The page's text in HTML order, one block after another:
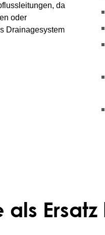
da
oder
Drainagesystem